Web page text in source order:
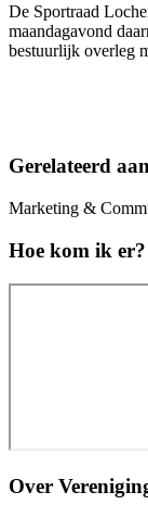
De Sportraad
maandagavond
bestuurlijk overleg
Gerelateerd
Marketing &
Hoe kom ik er?
Over